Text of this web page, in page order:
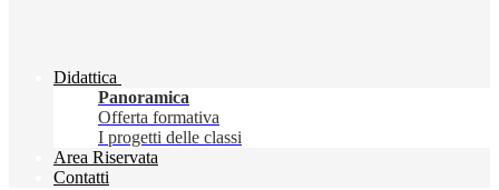
Didattica
Panoramica
Offerta formativa
I progetti delle classi
Area Riservata
Contatti